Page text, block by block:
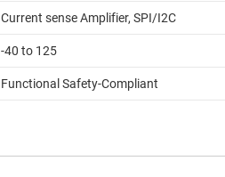
Current sense Amplifier, SPI/I2C
-40 to 125
Functional Safety-Compliant